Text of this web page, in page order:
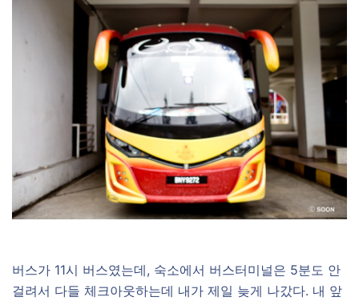
버스가 11시 버스였는데, 숙소에서 버스터미널은 5분도 안
걸려서 다들 체크아웃하는데 내가 제일 늦게 나갔다. 내 앞